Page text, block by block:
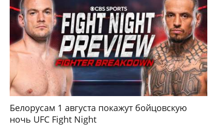
Белорусам 1 августа покажут бойцовскую
ночь UFC Fight Night